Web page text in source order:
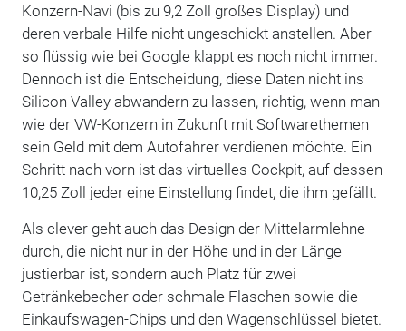
Konzern-Navi (bis zu 9,2 Zoll großes Display) und
deren verbale Hilfe nicht ungeschickt anstellen. Aber
so flüssig wie bei Google klappt es noch nicht immer.
Dennoch ist die Entscheidung, diese Daten nicht ins
Silicon Valley abwandern zu lassen, richtig, wenn man
wie der VW-Konzern in Zukunft mit Softwarethemen
sein Geld mit dem Autofahrer verdienen möchte. Ein
Schritt nach vorn ist das virtuelles Cockpit, auf dessen
10,25 Zoll jeder eine Einstellung findet, die ihm gefällt.
Als clever geht auch das Design der Mittelarmlehne
durch, die nicht nur in der Höhe und in der Länge
justierbar ist, sondern auch Platz für zwei
Getränkebecher oder schmale Flaschen sowie die
Einkaufswagen-Chips und den Wagenschlüssel bietet.